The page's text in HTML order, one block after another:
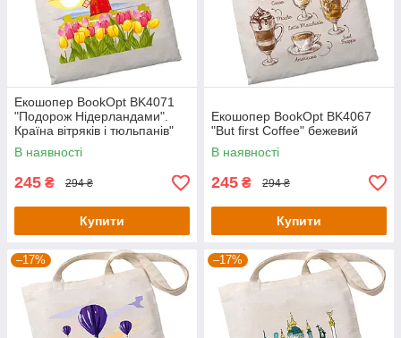
Екошопер BookOpt BK4071
"Подорож Нідерландами".
Країна вітряків і тюльпанів"
бежевий
В наявності
245 ₴ 294 ₴
Купити
Екошопер BookOpt BK4067
"But first Coffee" бежевий
В наявності
245 ₴ 294 ₴
Купити
–17% –17%